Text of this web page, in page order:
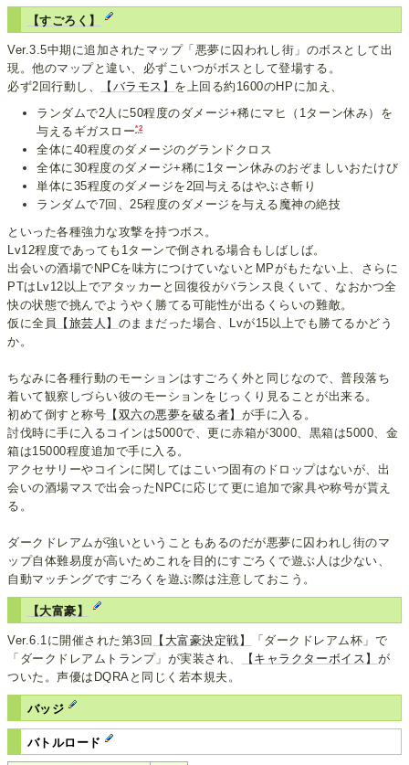
【すごろく】
Ver.3.5中期に追加されたマップ「悪夢に囚われし街」のボスとして出
現。他のマップと違い、必ずこいつがボスとして登場する。
必ず2回行動し、
【バラモス】 を上回る約1600のHPに加え、
ランダムで2人に50程度のダメージ+稀にマヒ（1ターン休み）を
与えるギガスロー*2
全体に40程度のダメージのグランドクロス
全体に30程度のダメージ+稀に1ターン休みのおぞましいおたけび
単体に35程度のダメージを2回与えるはやぶさ斬り
ランダムで7回、25程度のダメージを与える魔神の絶技
といった各種強力な攻撃を持つボス。
Lv12程度であっても1ターンで倒される場合もしばしば。
出会いの酒場でNPCを味方につけていないとMPがもたない上、さらに
PTはLv12以上でアタッカーと回復役がバランス良くいて、なおかつ全
快の状態で挑んでようやく勝てる可能性が出るくらいの難敵。
仮に全員
【旅芸人】 のままだった場合、Lvが15以上でも勝てるかどう
か。
ちなみに各種行動のモーションはすごろく外と同じなので、普段落ち
着いて観察しづらい彼のモーションをじっくり見ることが出来る。
初めて倒すと称号 【双六の悪夢を破る者】 が手に入る。
討伐時に手に入るコインは5000で、更に赤箱が3000、黒箱は5000、金
箱は15000程度追加で手に入る。
アクセサリーやコインに関してはこいつ固有のドロップはないが、出
会いの酒場マスで出会ったNPCに応じて更に追加で家具や称号が貰え
る。
ダークドレアムが強いということもあるのだが悪夢に囚われし街のマ
ップ自体難易度が高いためこれを目的にすごろくで遊ぶ人は少ない、
自動マッチングですごろくを遊ぶ際は注意しておこう。
【大富豪】
Ver.6.1に開催された第3回 【大富豪決定戦】
「ダークドレアム杯」で
「ダークドレアムトランプ」が実装され、
【キャラクターボイス】 が
ついた。声優はDQRAと同じく若本規夫。
バッジ
バトルロード